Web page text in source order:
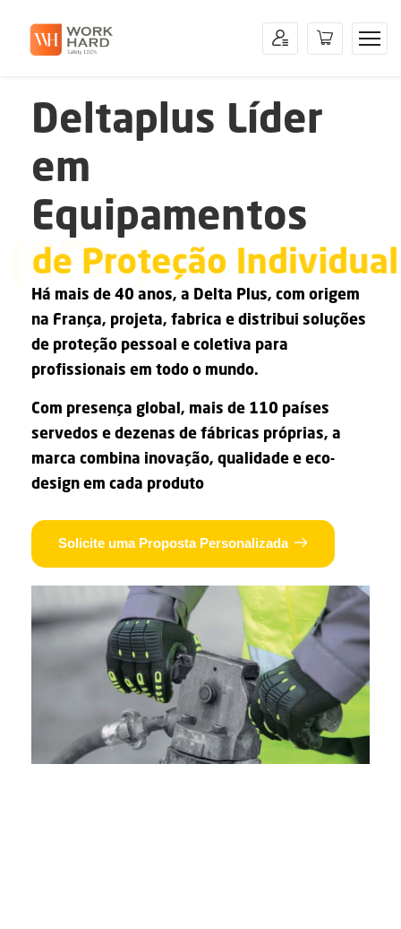
Deltaplus Líder
em
Equipamentos
de Proteção Individual
(EPIs)
Há mais de 40 anos, a Delta Plus, com origem
na França, projeta, fabrica e distribui soluções
de proteção pessoal e coletiva para
profissionais em todo o mundo.
Com presença global, mais de 110 países
servedos e dezenas de fábricas próprias, a
marca combina inovação, qualidade e eco-
design em cada produto
Solicite uma Proposta Personalizada